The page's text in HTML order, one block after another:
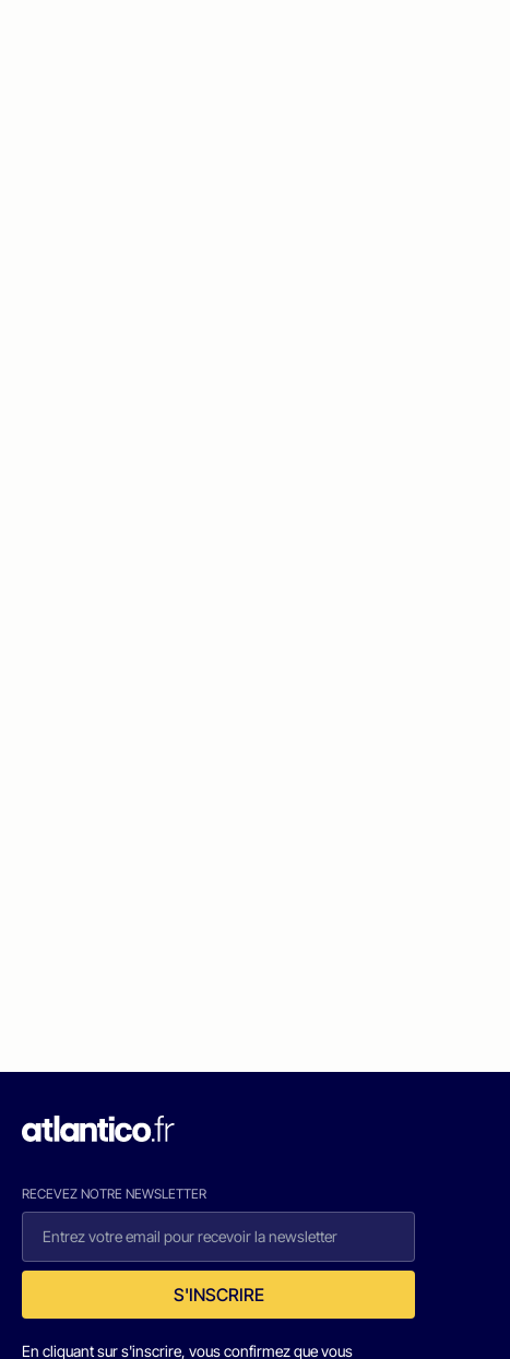
RECEVEZ NOTRE NEWSLETTER
S'INSCRIRE
En cliquant sur s'inscrire, vous confirmez que vous